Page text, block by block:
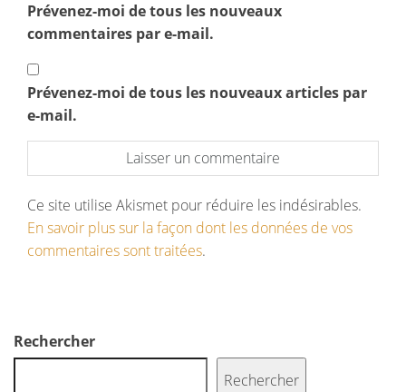
Prévenez-moi de tous les nouveaux
commentaires par e-mail.
Prévenez-moi de tous les nouveaux articles par
e-mail.
Ce site utilise Akismet pour réduire les indésirables.
En savoir plus sur la façon dont les données de vos
commentaires sont traitées.
Rechercher
Rechercher